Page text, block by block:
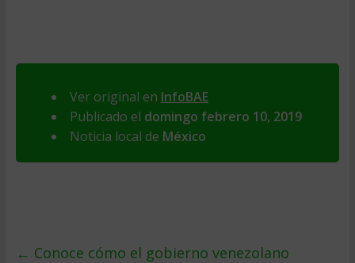
Ver original en InfoBAE
Publicado el domingo febrero 10, 2019
Noticia local de México
← Conoce cómo el gobierno venezolano